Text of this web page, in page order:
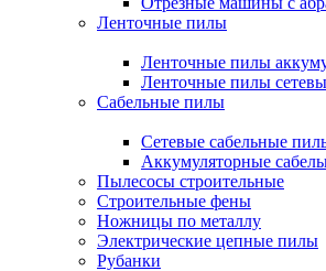
Ленточные пилы
Ленточные пилы
Ленточные пилы
Сабельные пилы
Сетевые сабельные
Аккумуляторные
Пылесосы строительные
Строительные фены
Ножницы по металлу
Электрические цепные пилы
Рубанки